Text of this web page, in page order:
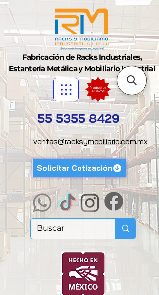
Fabricación de Racks Industriales,
Estantería Metálica y Mobiliario Industrial
55 5355 8429
ventas@racksymobiliario.com.mx
Solicitar Cotización